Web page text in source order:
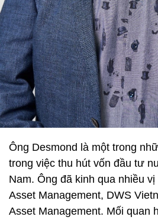
Ông Desmond là một trong
trong việc thu hút vốn đầu tư
Nam. Ông đã kinh qua nhiều
Asset Management, DWS
Asset Management. Mối quan